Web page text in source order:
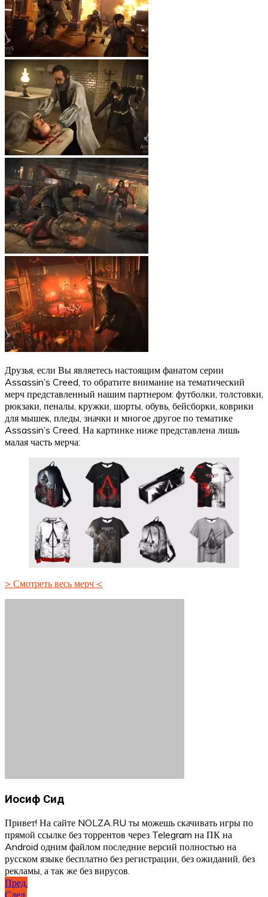
Друзья, если Вы являетесь настоящим фанатом серии
Assassin’s Creed, то обратите внимание на тематический
мерч представленный нашим партнером: футболки, толстовки,
рюкзаки, пеналы, кружки, шорты, обувь, бейсборки, коврики
для мышек, пледы, значки и многое другое по тематике
Assassin’s Creed. На картинке ниже представлена лишь
малая часть мерча:
> Смотреть весь мерч <
Иосиф Сид
Привет! На сайте NOLZA.RU ты можешь скачивать игры по
прямой ссылке без торрентов через Telegram на ПК на
Android одним файлом последние версий полностью на
русском языке бесплатно без регистрации, без ожиданий, без
рекламы, а так же без вирусов.
Навигация
Пред.